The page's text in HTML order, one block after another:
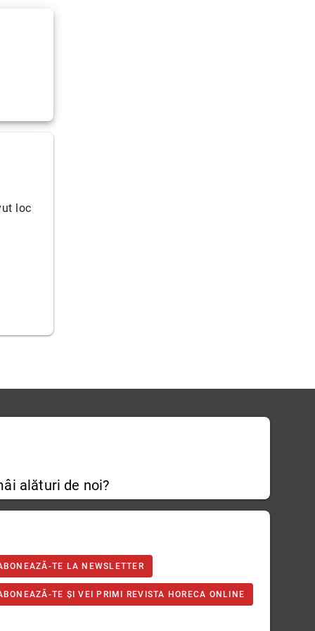
loc
alături de noi?
TE LA NEWSLETTER
TE ȘI VEI PRIMI REVISTA HORECA ONLINE